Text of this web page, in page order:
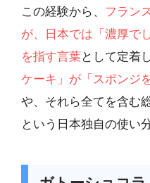
この経験から、 フラン
が、日本では「濃厚で
を指す言葉 として定着
ケーキ」が「スポンジ
や、それら全てを含む
という日本独自の使い